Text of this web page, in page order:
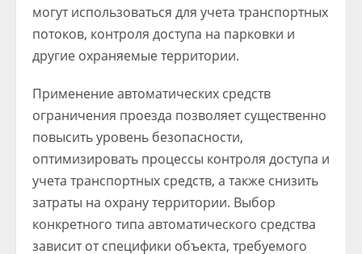
могут использоваться для учета транспортных
потоков, контроля доступа на парковки и
другие охраняемые территории.
Применение автоматических средств
ограничения проезда позволяет существенно
повысить уровень безопасности,
оптимизировать процессы контроля доступа и
учета транспортных средств, а также снизить
затраты на охрану территории. Выбор
конкретного типа автоматического средства
зависит от специфики объекта, требуемого